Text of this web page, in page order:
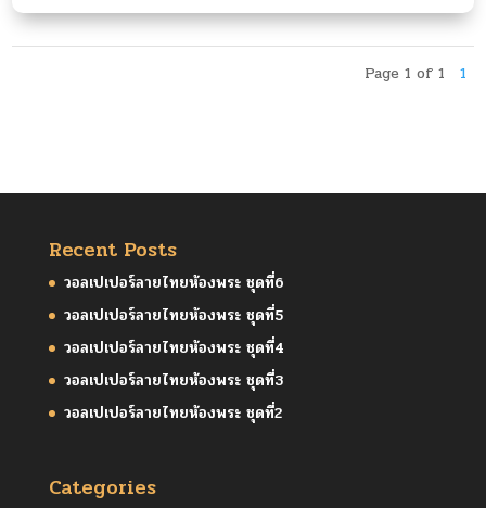
Page 1 of 1 1
Recent Posts
วอลเปเปอร์ลายไทยห้องพระ ชุดที่6
วอลเปเปอร์ลายไทยห้องพระ ชุดที่5
วอลเปเปอร์ลายไทยห้องพระ ชุดที่4
วอลเปเปอร์ลายไทยห้องพระ ชุดที่3
วอลเปเปอร์ลายไทยห้องพระ ชุดที่2
Categories